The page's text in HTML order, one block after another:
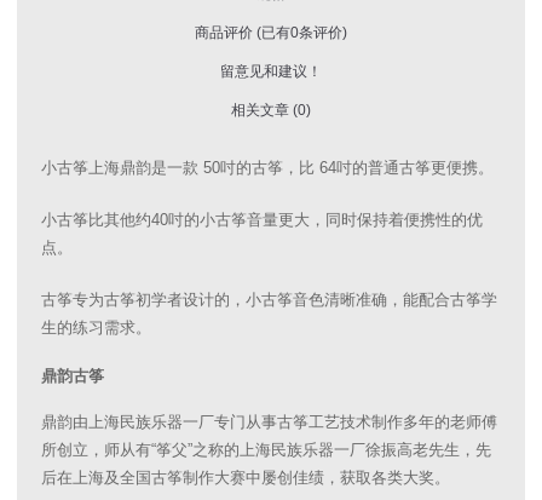
商品评价 (已有0条评价)
留意见和建议！
相关文章 (0)
小古筝上海鼎韵是一款 50吋的古筝，比 64吋的普通古筝更便携。
小古筝比其他约40吋的小古筝音量更大，同时保持着便携性的优
点。
古筝专为古筝初学者设计的，小古筝音色清晰准确，能配合古筝学
生的练习需求。
鼎韵古筝
鼎韵由上海民族乐器一厂专门从事古筝工艺技术制作多年的老师傅
所创立，师从有“筝父”之称的上海民族乐器一厂徐振高老先生，先
后在上海及全国古筝制作大赛中屡创佳绩，获取各类大奖。